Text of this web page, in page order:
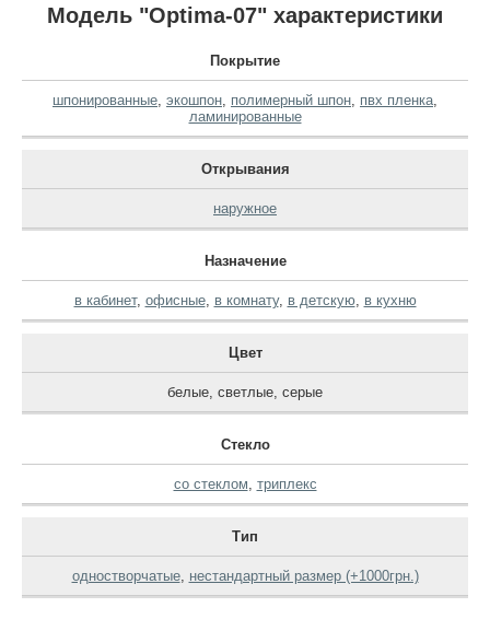
Модель "Optima-07" характеристики
Покрытие
шпонированные, экошпон, полимерный шпон, пвх пленка,
ламинированные
Открывания
наружное
Назначение
в кабинет, офисные, в комнату, в детскую, в кухню
Цвет
белые, светлые, серые
Стекло
со стеклом, триплекс
Тип
одностворчатые, нестандартный размер (+1000грн.)